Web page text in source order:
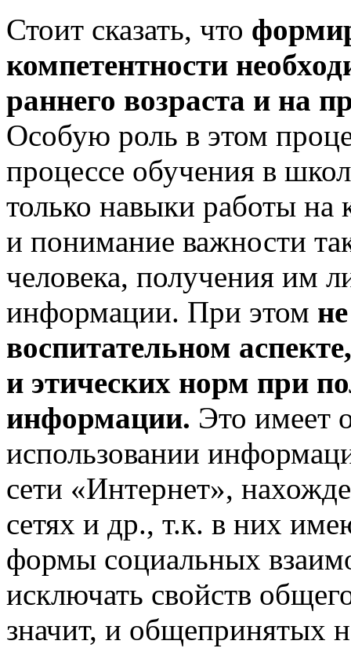
Стоит сказать, что
компетентности
раннего возраста и на
Особую роль в этом
процессе обучения в
только навыки работы
и понимание важности
человека, получения им
информации. При этом
воспитательном
и этических норм при
информации. Это имеет
использовании
сети «Интернет»,
сетях и др., т.к. в них
формы социальных
исключать свойств
значит, и общепринятых